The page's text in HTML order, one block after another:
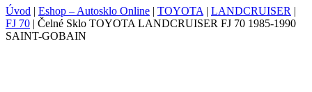
Úvod | Eshop – Autosklo Online | TOYOTA | LANDCRUISER |
FJ 70 | Čelné Sklo TOYOTA LANDCRUISER FJ 70 1985-1990
SAINT-GOBAIN